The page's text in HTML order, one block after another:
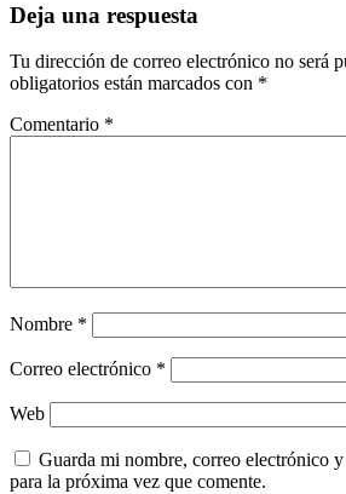
Deja una respuesta
Tu dirección de correo electrónico no será
obligatorios están marcados con *
Comentario *
Nombre *
Correo electrónico *
Web
Guarda mi nombre, correo electrónico
para la próxima vez que comente.